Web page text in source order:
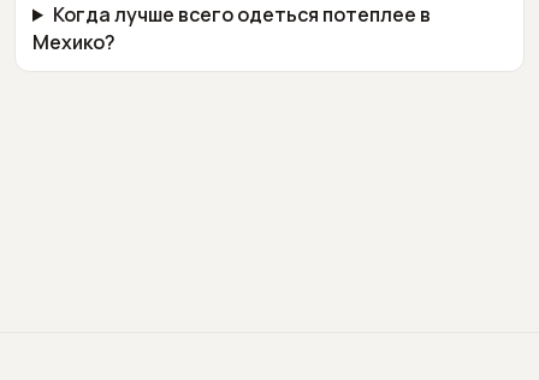
Когда лучше всего одеться потеплее в
Мехико?